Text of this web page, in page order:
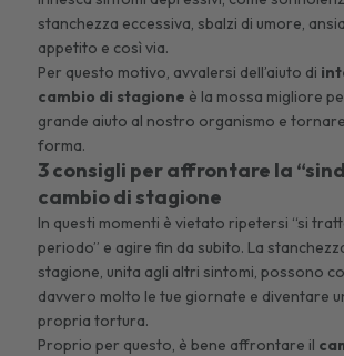
stanchezza eccessiva, sbalzi di umore,
appetito e così via.
Per questo motivo, avvalersi dell’aiuto di
cambio di stagione è la mossa migliore
grande aiuto al nostro organismo e
forma.
3 consigli per affrontare la
cambio di stagione
In questi momenti è vietato ripetersi “si
periodo” e agire fin da subito. La
stagione, unita agli altri sintomi, possono
davvero molto le tue giornate e diventare
propria tortura.
Proprio per questo, è bene affrontare il